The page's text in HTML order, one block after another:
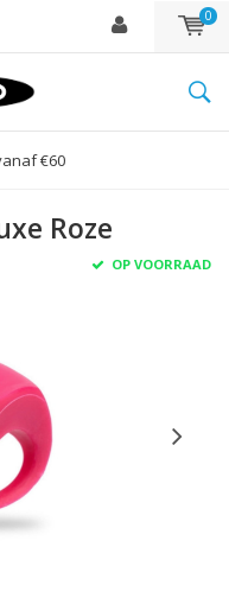
0
€60
Roze
OP VOORRAAD